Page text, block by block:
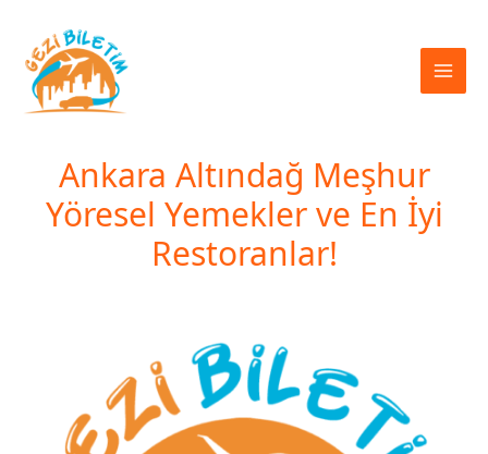
Ankara Altındağ Meşhur
Yöresel Yemekler ve En İyi
Restoranlar!